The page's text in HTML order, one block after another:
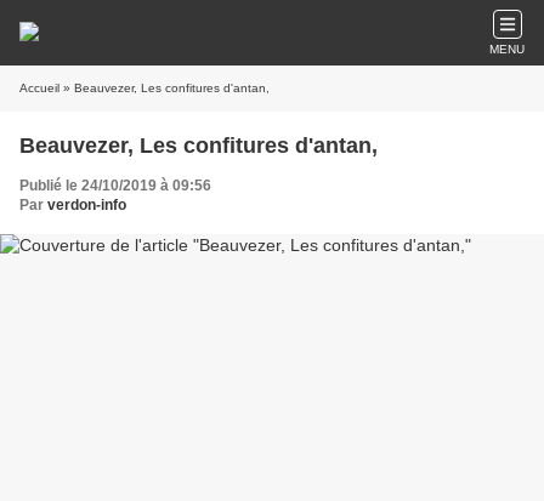
MENU
Accueil » Beauvezer, Les confitures d'antan,
Beauvezer, Les confitures d'antan,
Publié le 24/10/2019 à 09:56
Par verdon-info